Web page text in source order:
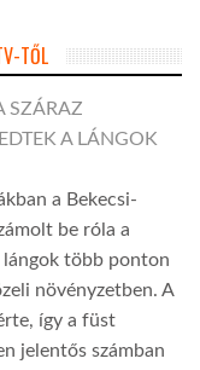
TŐL
SZÁRAZ
A LÁNGOK
a Bekecsi-
be róla a
lángok több ponton
növényzetben. A
így a füst
jelentős számban